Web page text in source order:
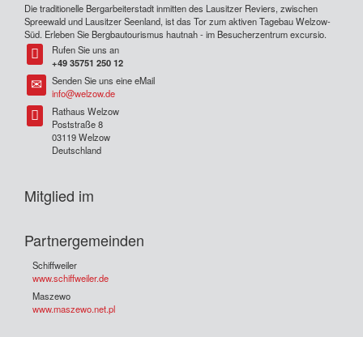
Die traditionelle Bergarbeiterstadt inmitten des Lausitzer Reviers, zwischen
Spreewald und Lausitzer Seenland, ist das Tor zum aktiven Tagebau Welzow-
Süd. Erleben Sie Bergbautourismus hautnah - im Besucherzentrum excursio.
TelRufen Sie uns an
+49 35751 250 12
TelSenden Sie uns eine eMail
info@welzow.de
TelRathaus Welzow
Poststraße 8
03119 Welzow
Deutschland
Mitglied im
Partnergemeinden
Schiffweiler
www.schiffweiler.de
Maszewo
www.maszewo.net.pl